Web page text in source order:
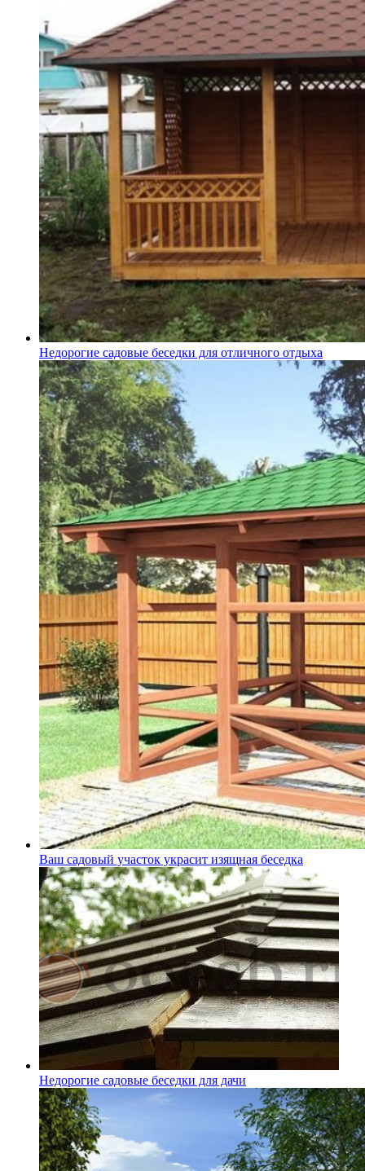
Недорогие садовые беседки для отличного отдыха
Ваш садовый участок украсит изящная беседка
Недорогие садовые беседки для дачи